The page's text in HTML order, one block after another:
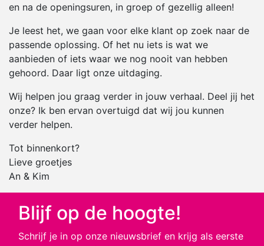
en na de openingsuren, in groep of gezellig alleen!
Je leest het, we gaan voor elke klant op zoek naar de
passende oplossing. Of het nu iets is wat we
aanbieden of iets waar we nog nooit van hebben
gehoord. Daar ligt onze uitdaging.
Wij helpen jou graag verder in jouw verhaal. Deel jij het
onze? Ik ben ervan overtuigd dat wij jou kunnen
verder helpen.
Tot binnenkort?
Lieve groetjes
An & Kim
Blijf op de hoogte!
Schrijf je in op onze nieuwsbrief en krijg als eerste